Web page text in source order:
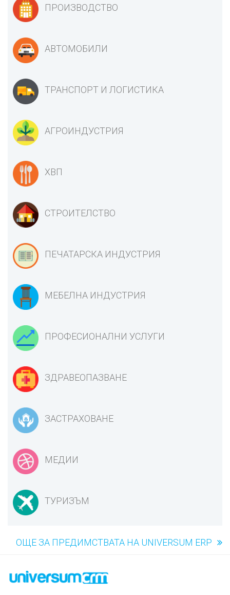
ПРОИЗВОДСТВО
АВТОМОБИЛИ
ТРАНСПОРТ И ЛОГИСТИКА
АГРОИНДУСТРИЯ
ХВП
СТРОИТЕЛСТВО
ПЕЧАТАРСКА ИНДУСТРИЯ
МЕБЕЛНА ИНДУСТРИЯ
ПРОФЕСИОНАЛНИ УСЛУГИ
ЗДРАВЕОПАЗВАНЕ
ЗАСТРАХОВАНЕ
МЕДИИ
ТУРИЗЪМ
ОЩЕ ЗА ПРЕДИМСТВАТА НА UNIVERSUM ERP